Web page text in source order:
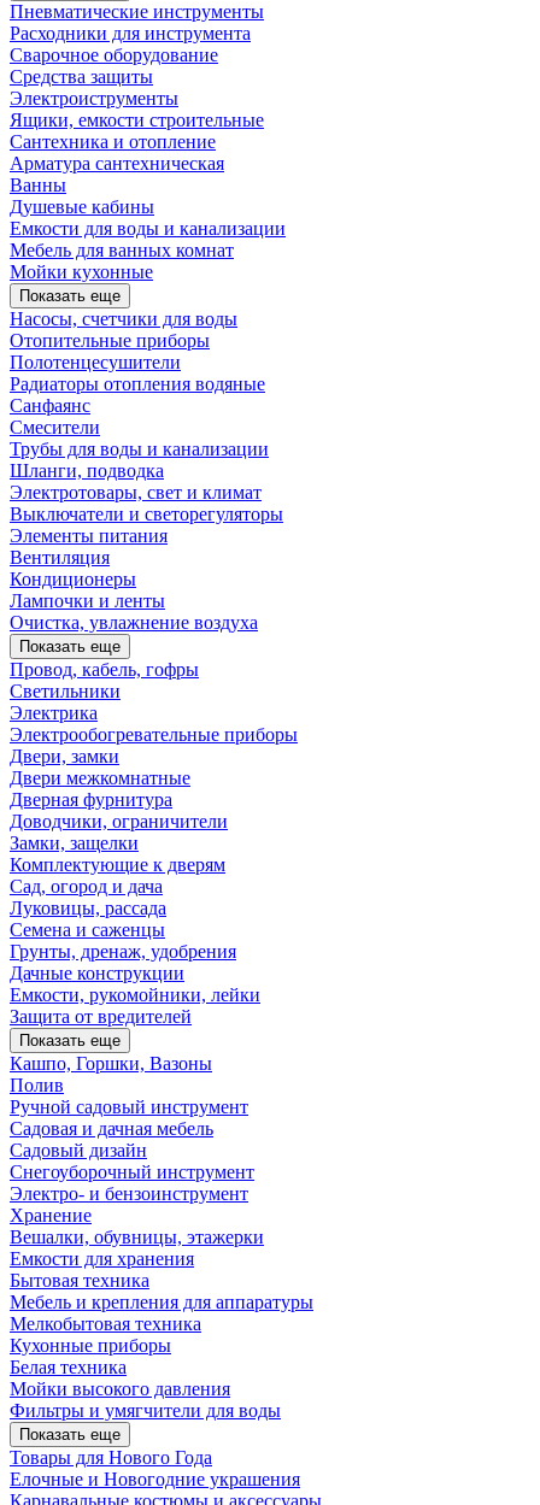
Пневматические инструменты
Расходники для инструмента
Сварочное оборудование
Средства защиты
Электроиструменты
Ящики, емкости строительные
Сантехника и отопление
Арматура сантехническая
Ванны
Душевые кабины
Емкости для воды и канализации
Мебель для ванных комнат
Мойки кухонные
Показать еще
Насосы, счетчики для воды
Отопительные приборы
Полотенцесушители
Радиаторы отопления водяные
Санфаянс
Смесители
Трубы для воды и канализации
Шланги, подводка
Электротовары, свет и климат
Выключатели и светорегуляторы
Элементы питания
Вентиляция
Кондиционеры
Лампочки и ленты
Очистка, увлажнение воздуха
Показать еще
Провод, кабель, гофры
Светильники
Электрика
Электрообогревательные приборы
Двери, замки
Двери межкомнатные
Дверная фурнитура
Доводчики, ограничители
Замки, защелки
Комплектующие к дверям
Сад, огород и дача
Луковицы, рассада
Семена и саженцы
Грунты, дренаж, удобрения
Дачные конструкции
Емкости, рукомойники, лейки
Защита от вредителей
Показать еще
Кашпо, Горшки, Вазоны
Полив
Ручной садовый инструмент
Садовая и дачная мебель
Садовый дизайн
Снегоуборочный инструмент
Электро- и бензоинструмент
Хранение
Вешалки, обувницы, этажерки
Емкости для хранения
Бытовая техника
Мебель и крепления для аппаратуры
Мелкобытовая техника
Кухонные приборы
Белая техника
Мойки высокого давления
Фильтры и умягчители для воды
Показать еще
Товары для Нового Года
Елочные и Новогодние украшения
Карнавальные костюмы и аксессуары